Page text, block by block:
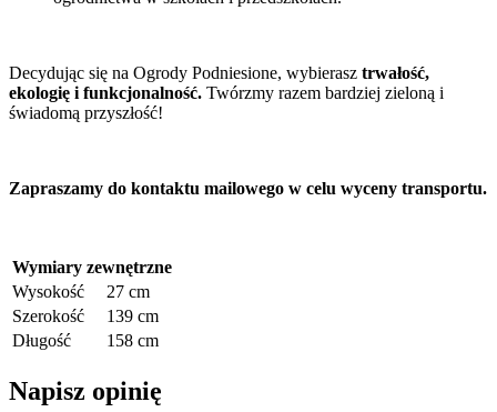
Decydując się na Ogrody Podniesione, wybierasz trwałość,
ekologię i funkcjonalność. Twórzmy razem bardziej zieloną i
świadomą przyszłość!
Zapraszamy do kontaktu mailowego w celu wyceny transportu.
Wymiary zewnętrzne
Wysokość
27 cm
Szerokość
139 cm
Długość
158 cm
Napisz opinię